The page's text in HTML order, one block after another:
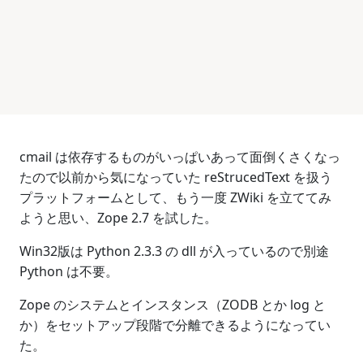
cmail は依存するものがいっぱいあって面倒くさくなっ
たので以前から気になっていた reStrucedText を扱う
プラットフォームとして、もう一度 ZWiki を立ててみ
ようと思い、Zope 2.7 を試した。
Win32版は Python 2.3.3 の dll が入っているので別途
Python は不要。
Zope のシステムとインスタンス（ZODB とか log と
か）をセットアップ段階で分離できるようになってい
た。